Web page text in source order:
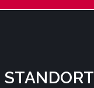
STANDORT